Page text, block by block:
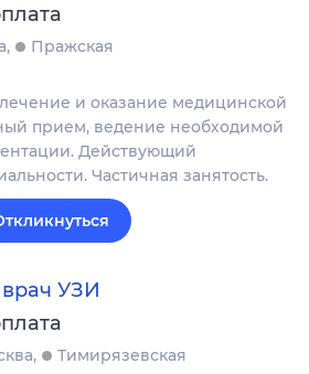
Пражская
и оказание медицинской
прием, ведение необходимой
Действующий
Частичная занятость.
врач УЗИ
Тимирязевская